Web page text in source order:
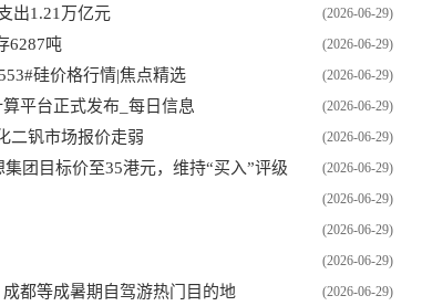
(2026-06-29)
出1.21万亿元
(2026-06-29)
6287吨
(2026-06-29)
硅价格行情|焦点精选
(2026-06-29)
平台正式发布_每日信息
(2026-06-29)
二钒市场报价走弱
(2026-06-29)
团目标价至35港元，维持“买入”评级
(2026-06-29)
(2026-06-29)
(2026-06-29)
(2026-06-29)
都等成暑期自驾游热门目的地